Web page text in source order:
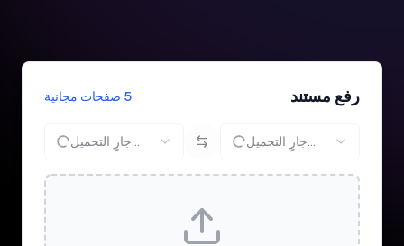
رفع مستند 5 صفحات مجانية
جارٍ التحميل... جارٍ التحميل...